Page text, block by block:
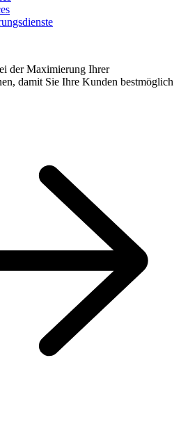
der Maximierung Ihrer
damit Sie Ihre Kunden bestmöglich